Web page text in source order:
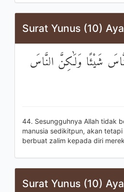
Surat Yunus (10)
شَيْئًا وَلَٰكِنَّ النَّاسَ
44. Sesungguhnya Allah tidak
manusia sedikitpun, akan
berbuat zalim kepada diri
Surat Yunus (10)